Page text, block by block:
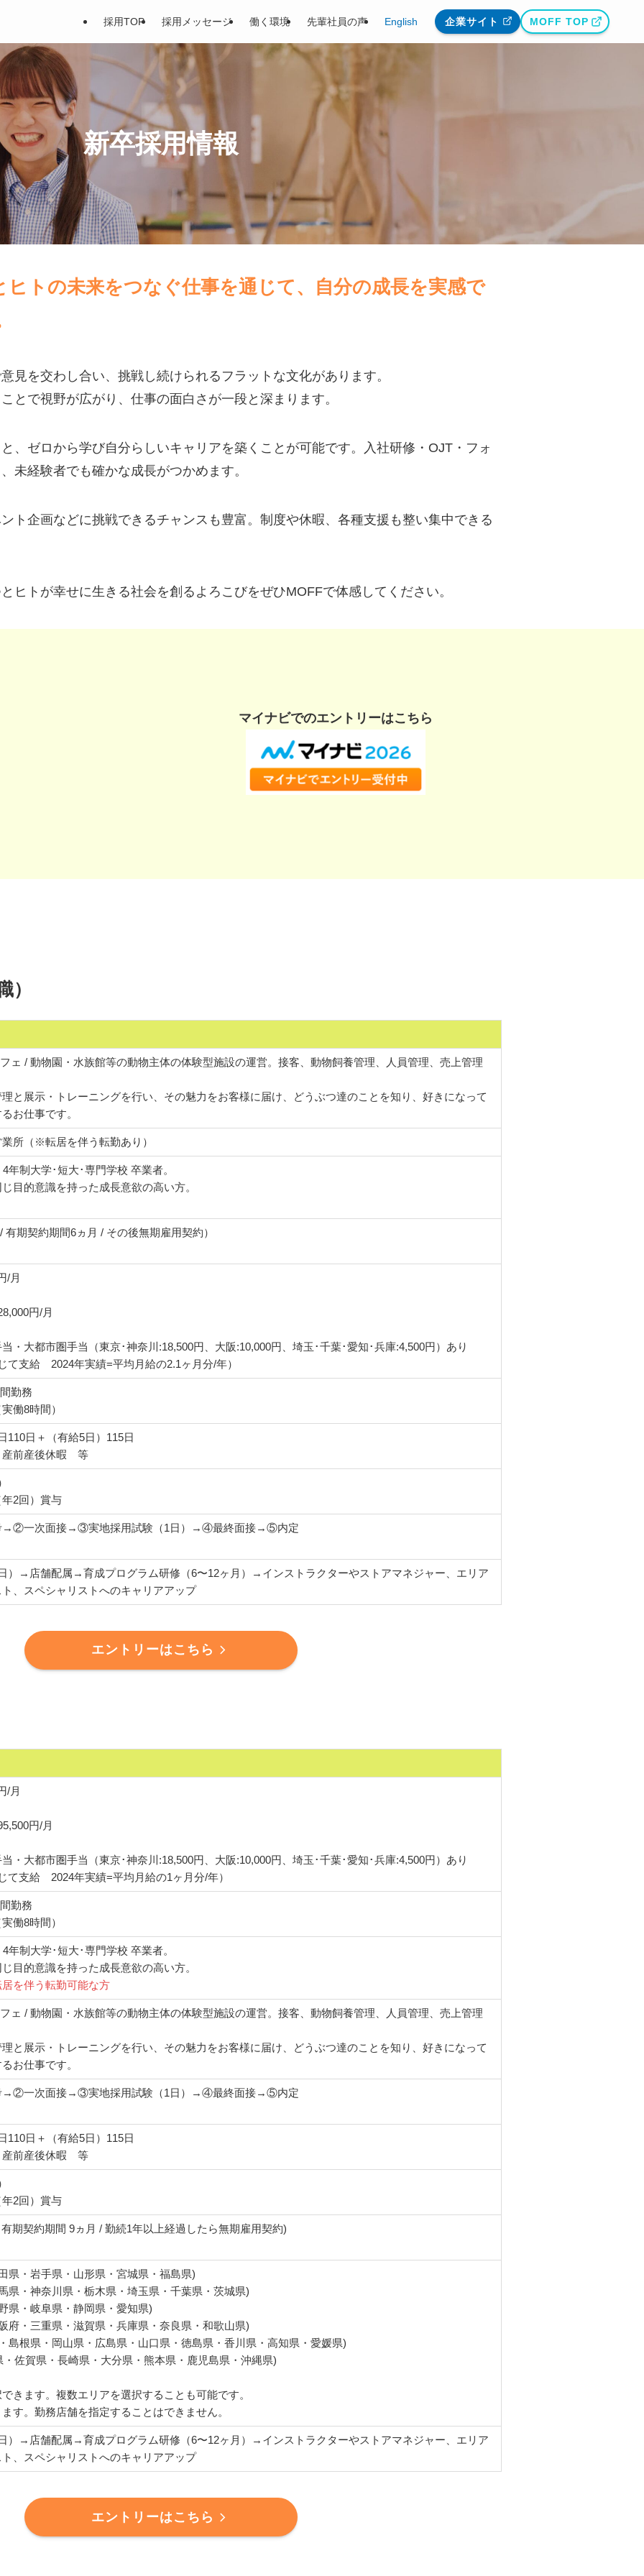
採用TOP 採用メッセージ 働く環境 先輩社員の声 English 企業サイト MOFF TOP
新卒採用情報
トの未来をつなぐ仕事を通じて、自分の成長を実感で
見を交わし合い、挑戦し続けられるフラットな文化があります。
とで視野が広がり、仕事の面白さが一段と深まります。
、ゼロから学び自分らしいキャリアを築くことが可能です。入社研修・OJT・フォ
未経験者でも確かな成長がつかめます。
ト企画などに挑戦できるチャンスも豊富。制度や休暇、各種支援も整い集中できる
ヒトが幸せに生きる社会を創るよろこびをぜひMOFFで体感してください。
マイナビでのエントリーはこちら
）
ェ / 動物園・水族館等の動物主体の体験型施設の運営。接客、動物飼養管理、人員管理、売上管理
と展示・トレーニングを行い、その魅力をお客様に届け、どうぶつ達のことを知り、好きになって
お仕事です。
所（※転居を伴う転勤あり）
年制大学･短大･専門学校 卒業者。
目的意識を持った成長意欲の高い方。
期契約期間6ヵ月 / その後無期雇用契約）
/月
円/月
・大都市圏手当（東京･神奈川:18,500円、大阪:10,000円、埼玉･千葉･愛知･兵庫:4,500円）あり
て支給 2024年実績=平均月給の2.1ヶ月分/年）
勤務
働8時間）
日＋（有給5日）115日
産前産後休暇 等
2回）賞与
→②一次面接→③実地採用試験（1日）→④最終面接→⑤内定
）→店舗配属→育成プログラム研修（6〜12ヶ月）→インストラクターやストアマネジャー、エリア
、スペシャリストへのキャリアアップ
エントリーはこちら
/月
円/月
・大都市圏手当（東京･神奈川:18,500円、大阪:10,000円、埼玉･千葉･愛知･兵庫:4,500円）あり
て支給 2024年実績=平均月給の1ヶ月分/年）
勤務
働8時間）
年制大学･短大･専門学校 卒業者。
目的意識を持った成長意欲の高い方。
を伴う転勤可能な方
ェ / 動物園・水族館等の動物主体の体験型施設の運営。接客、動物飼養管理、人員管理、売上管理
と展示・トレーニングを行い、その魅力をお客様に届け、どうぶつ達のことを知り、好きになって
お仕事です。
→②一次面接→③実地採用試験（1日）→④最終面接→⑤内定
日＋（有給5日）115日
産前産後休暇 等
2回）賞与
期契約期間 9ヵ月 / 勤続1年以上経過したら無期雇用契約)
県・岩手県・山形県・宮城県・福島県)
県・神奈川県・栃木県・埼玉県・千葉県・茨城県)
県・岐阜県・静岡県・愛知県)
府・三重県・滋賀県・兵庫県・奈良県・和歌山県)
島根県・岡山県・広島県・山口県・徳島県・香川県・高知県・愛媛県)
佐賀県・長崎県・大分県・熊本県・鹿児島県・沖縄県)
きます。複数エリアを選択することも可能です。
す。勤務店舗を指定することはできません。
）→店舗配属→育成プログラム研修（6〜12ヶ月）→インストラクターやストアマネジャー、エリア
、スペシャリストへのキャリアアップ
エントリーはこちら